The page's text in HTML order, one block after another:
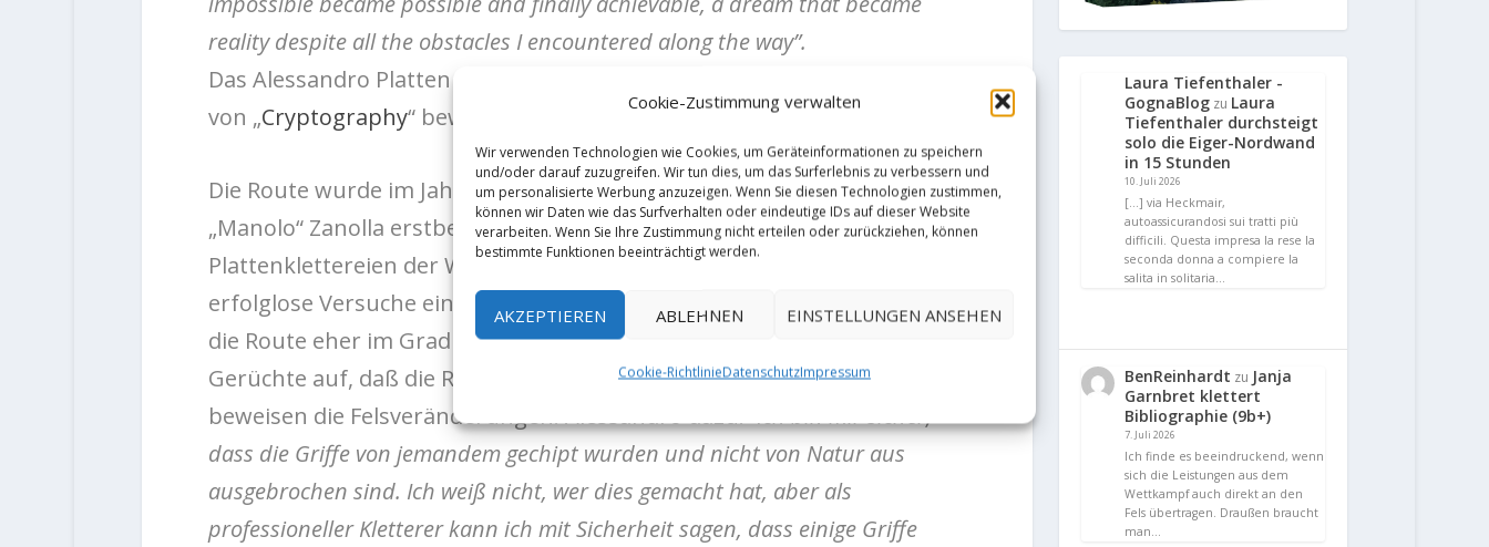
Cookie-Zustimmung verwalten
Wir verwenden Technologien wie Cookies, um Geräteinformationen zu speichern
und/oder darauf zuzugreifen. Wir tun dies, um das Surferlebnis zu verbessern und
um personalisierte Werbung anzuzeigen. Wenn Sie diesen Technologien zustimmen,
können wir Daten wie das Surfverhalten oder eindeutige IDs auf dieser Website
verarbeiten. Wenn Sie Ihre Zustimmung nicht erteilen oder zurückziehen, können
bestimmte Funktionen beeinträchtigt werden.
AKZEPTIEREN ABLEHNEN EINSTELLUNGEN ANSEHEN
Cookie-RichtlinieDatenschutzImpressum
reality despite all the obstacles I encountered along the way”.
Das Alessandro Platten liegen, konnte er schon mit der Erstbegehung
von „Cryptography“ beweisen.
Die Route wurde im Jahr 2009 vom damals schon 51-jährigen Maurizio
„Manolo“ Zanolla erstbegangen und gilt als eine der schwersten
Plattenklettereien der Welt. Bisher sind uns nur ernsthafte, aber
erfolglose Versuche eines Adam Ondra vor vier Jahren bekannt, welcher
die Route eher im Grad 9a+ sieht. Nach Adams Versuchen kamen
Gerüchte auf, daß die Route gechippt worden wäre.Existierende Fotos
beweisen die Felsveränderungen. Alessandro dazu: Ich bin mir sicher,
dass die Griffe von jemandem gechipt wurden und nicht von Natur aus
ausgebrochen sind. Ich weiß nicht, wer dies gemacht hat, aber als
professioneller Kletterer kann ich mit Sicherheit sagen, dass einige Griffe
Laura Tiefenthaler -
GognaBlog zu Laura
Tiefenthaler durchsteigt
solo die Eiger-Nordwand
in 15 Stunden
10. Juli 2026
[…] via Heckmair,
autoassicurandosi sui tratti più
difficili. Questa impresa la rese la
seconda donna a compiere la
salita in solitaria…
BenReinhardt zu Janja
Garnbret klettert
Bibliographie (9b+)
7. Juli 2026
Ich finde es beeindruckend, wenn
sich die Leistungen aus dem
Wettkampf auch direkt an den
Fels übertragen. Draußen braucht
man…